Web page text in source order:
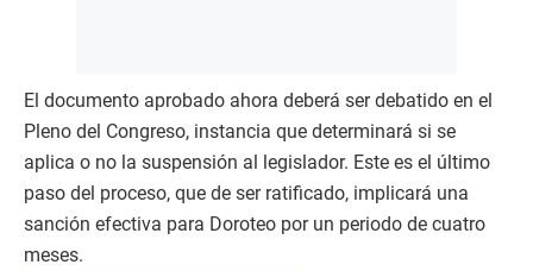
El documento aprobado ahora deberá ser debatido en el
Pleno del Congreso, instancia que determinará si se
aplica o no la suspensión al legislador. Este es el último
paso del proceso, que de ser ratificado, implicará una
sanción efectiva para Doroteo por un periodo de cuatro
meses.